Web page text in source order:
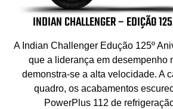
INDIAN CHALLENGER – EDIÇÃO
A Indian Challenger Edução 125º
que a liderança em desempenho
demonstra-se a alta velocidade. A
quadro, os acabamentos
PowerPlus 112 de